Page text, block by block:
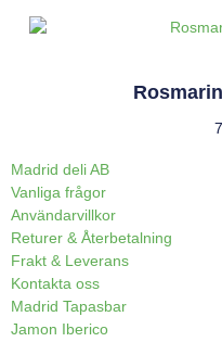
Madrid deli AB
Vanliga frågor
Användarvillkor
Returer & Återbetalning
Frakt & Leverans
Kontakta oss
Madrid Tapasbar
Jamon Iberico